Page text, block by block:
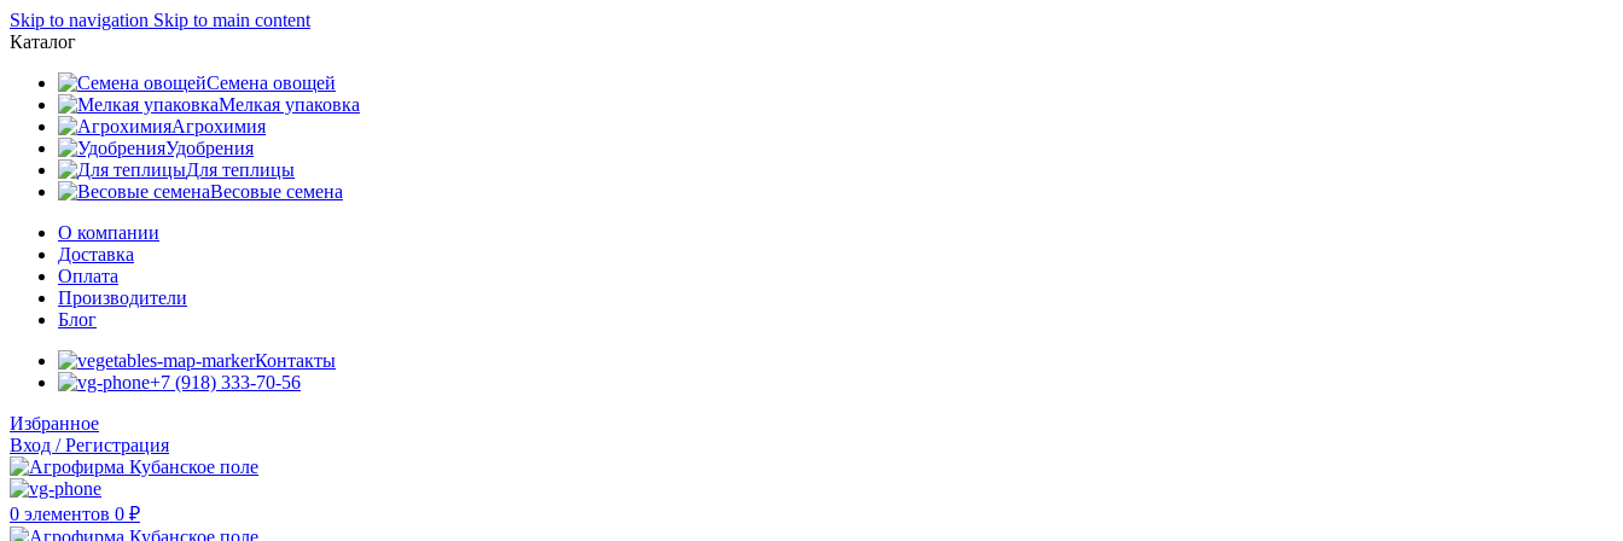
Skip to navigation Skip to main content
Каталог
Семена овощей
Мелкая упаковка
Агрохимия
Удобрения
Для теплицы
Весовые семена
О компании
Доставка
Оплата
Производители
Блог
Контакты
+7 (918) 333-70-56
Избранное
Вход / Регистрация
0 элементов 0 ₽